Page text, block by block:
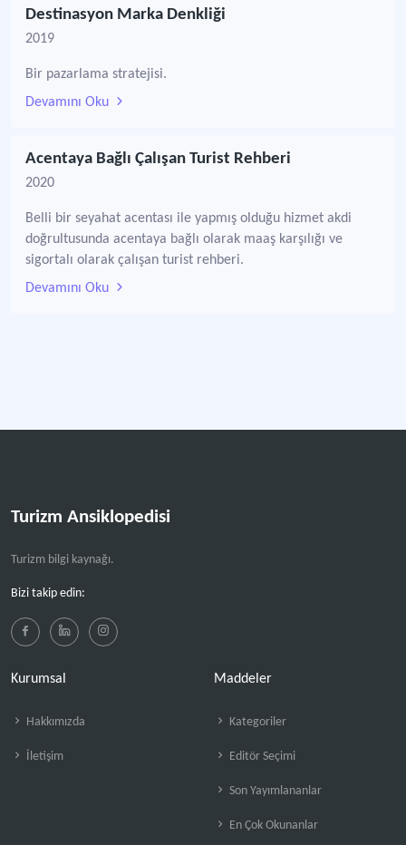
Destinasyon Marka Denkliği
2019
Bir pazarlama stratejisi.
Devamını Oku
Acentaya Bağlı Çalışan Turist Rehberi
2020
Belli bir seyahat acentası ile yapmış olduğu hizmet akdi
doğrultusunda acentaya bağlı olarak maaş karşılığı ve
sigortalı olarak çalışan turist rehberi.
Devamını Oku
Turizm Ansiklopedisi
Turizm bilgi kaynağı.
Bizi takip edin:
Kurumsal
Hakkımızda
İletişim
Maddeler
Kategoriler
Editör Seçimi
Son Yayımlananlar
En Çok Okunanlar